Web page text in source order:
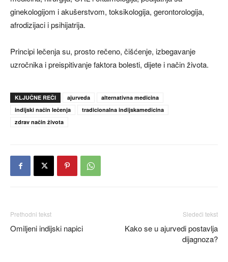
ginekologijom i akušerstvom, toksikologija, gerontorologija,
afrodizijaci i psihijatrija.
Principi lečenja su, prosto rečeno, čišćenje, izbegavanje
uzročnika i preispitivanje faktora bolesti, dijete i način života.
KLJUČNE REČI ajurveda
alternativna medicina
indijski način lečenja
tradicionalna indijskamedicina
zdrav način života
Prethodni tekst
Omiljeni indijski napici
Sledeći tekst
Kako se u ajurvedi postavlja
dijagnoza?